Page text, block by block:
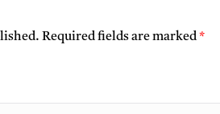
Required fields are marked*